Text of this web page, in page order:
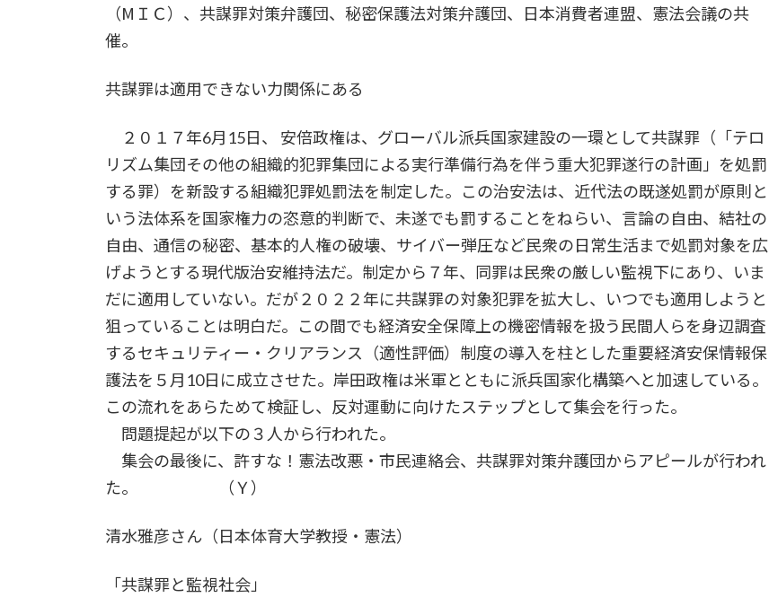
（МＩＣ）、共謀罪対策弁護団、秘密保護法対策弁護団、日本消費者連盟、憲法会議の共
催。
共謀罪は適用できない力関係にある
２０１７年6月15日、 安倍政権は、グローバル派兵国家建設の一環として共謀罪（「テロ
リズム集団その他の組織的犯罪集団による実行準備行為を伴う重大犯罪遂行の計画」を処罰
する罪）を新設する組織犯罪処罰法を制定した。この治安法は、近代法の既遂処罰が原則と
いう法体系を国家権力の恣意的判断で、未遂でも罰することをねらい、言論の自由、結社の
自由、通信の秘密、基本的人権の破壊、サイバー弾圧など民衆の日常生活まで処罰対象を広
げようとする現代版治安維持法だ。制定から７年、同罪は民衆の厳しい監視下にあり、いま
だに適用していない。だが２０２２年に共謀罪の対象犯罪を拡大し、いつでも適用しようと
狙っていることは明白だ。この間でも経済安全保障上の機密情報を扱う民間人らを身辺調査
するセキュリティー・クリアランス（適性評価）制度の導入を柱とした重要経済安保情報保
護法を５月10日に成立させた。岸田政権は米軍とともに派兵国家化構築へと加速している。
この流れをあらためて検証し、反対運動に向けたステップとして集会を行った。
問題提起が以下の３人から行われた。
集会の最後に、許すな！憲法改悪・市民連絡会、共謀罪対策弁護団からアピールが行われ
た。 （Ｙ）
清水雅彦さん（日本体育大学教授・憲法）
「共謀罪と監視社会」